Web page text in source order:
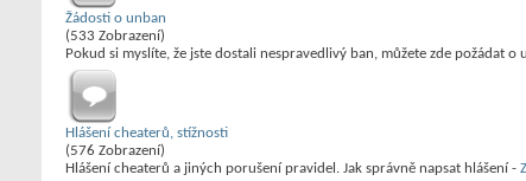
Žádosti o unban
(533 Zobrazení)
Pokud si myslíte, že jste dostali nespravedlivý ban, můžete zde požádat o
Hlášení cheaterů, stížnosti
(576 Zobrazení)
Hlášení cheaterů a jiných porušení pravidel. Jak správně napsat hlášení -